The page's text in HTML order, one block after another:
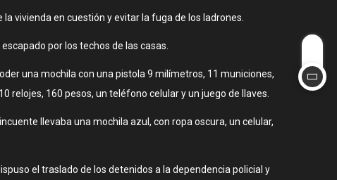
vivienda en cuestión y evitar la fuga de los ladrones.
por los techos de las casas.
una mochila con una pistola 9 milímetros, 11 municiones,
relojes, 160 pesos, un teléfono celular y un juego de llaves.
llevaba una mochila azul, con ropa oscura, un celular,
el traslado de los detenidos a la dependencia policial y